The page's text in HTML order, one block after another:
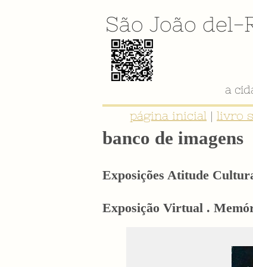
São João del-
página inicial | livro
banco de imagens
Exposições Atitude
Exposição Virtual .